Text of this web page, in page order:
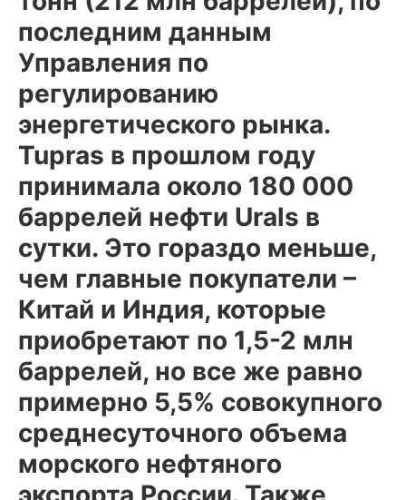
последним данным
Управления по
регулированию
энергетического рынка.
Tupras в прошлом году
принимала около 180 000
баррелей нефти Urals в
сутки. Это гораздо меньше,
чем главные покупатели –
Китай и Индия, которые
приобретают по 1,5-2 млн
баррелей, но все же равно
примерно 5,5% совокупного
среднесуточного объема
морского нефтяного